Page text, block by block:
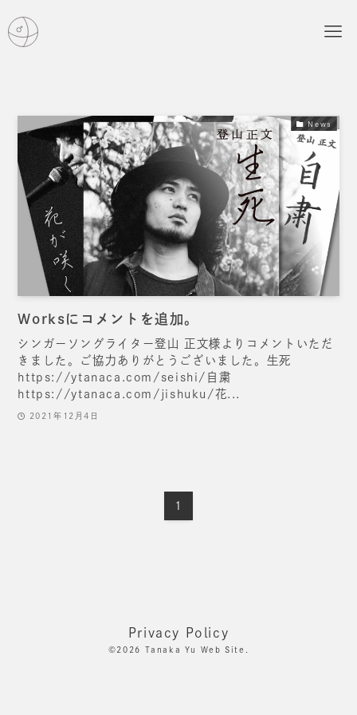
News
Worksにコメントを追加。
シンガーソングライター登山 正文様よりコメントいただ
きました。ご協力ありがとうございました。生死
https://ytanaca.com/seishi/自粛
https://ytanaca.com/jishuku/花...
2021年12月4日
1
Privacy Policy
©2026 Tanaka Yu Web Site.